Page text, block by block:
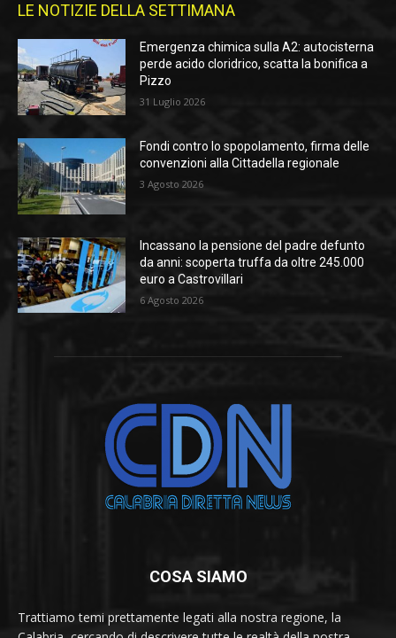
LE NOTIZIE DELLA SETTIMANA
Emergenza chimica sulla A2: autocisterna
perde acido cloridrico, scatta la bonifica a
Pizzo
31 Luglio 2026
Fondi contro lo spopolamento, firma delle
convenzioni alla Cittadella regionale
3 Agosto 2026
Incassano la pensione del padre defunto
da anni: scoperta truffa da oltre 245.000
euro a Castrovillari
6 Agosto 2026
COSA SIAMO
Trattiamo temi prettamente legati alla nostra regione, la